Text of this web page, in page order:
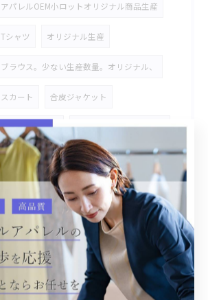
アパレルOEM小ロットオリジナル商品生産
Tシャツ オリジナル生産
ブラウス。少ない生産数量。オリジナル、
スカート 合皮ジャケット
インスタグラム コーデユロイジャケット
ファージャケット オーリス バッグ
犬の服 コート カーゴパンツ
カスタマイズ 市場商材
市場カスタマイズ
多色多サイズ 帽子 タオル コラボ